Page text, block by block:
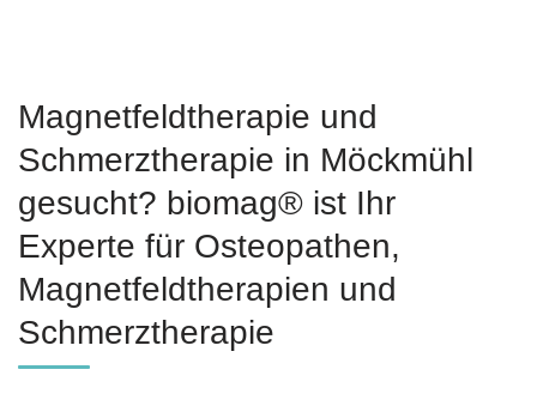
Magnetfeldtherapie und
Schmerztherapie in Möckmühl
gesucht? biomag® ist Ihr
Experte für Osteopathen,
Magnetfeldtherapien und
Schmerztherapie